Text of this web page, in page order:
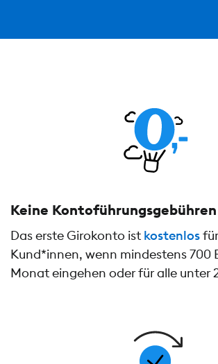
Keine Kontoführungs­gebühren
Das erste Girokonto ist kostenlos
Kund*innen, wenn mindestens 700
Monat eingehen oder für alle unter